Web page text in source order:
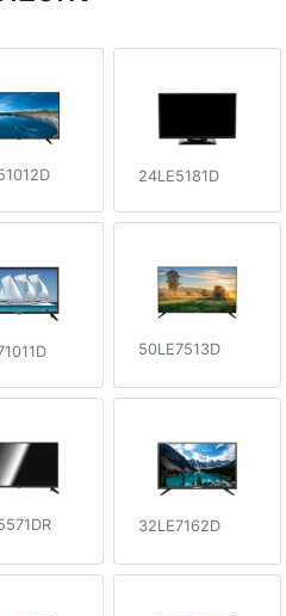
24LE5181D
50LE7513D
32LE7162D